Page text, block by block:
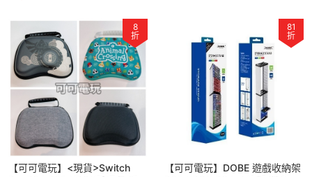
8
折
【可可電玩】<現貨>Switch
81
折
【可可電玩】DOBE 遊戲收納架